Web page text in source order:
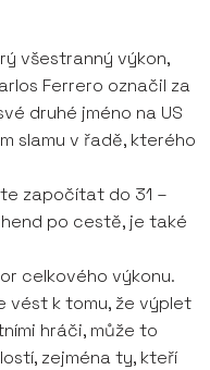
všestranný výkon,
Ferrero označil za
druhé jméno na US
slamu v řadě, kterého
započítat do 31 –
po cestě, je také
celkového výkonu.
vést k tomu, že výplet
hráči, může to
zejména ty, kteří